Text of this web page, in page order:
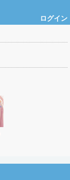
ログイン